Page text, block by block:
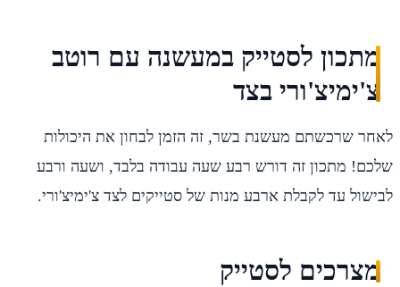
מתכון לסטייק במעשנה עם רוטב
צ'ימיצ'ורי בצד
לאחר שרכשתם מעשנת בשר, זה הזמן לבחון את היכולות
שלכם! מתכון זה דורש רבע שעה עבודה בלבד, ושעה ורבע
לבישול עד לקבלת ארבע מנות של סטייקים לצד צ'ימיצ'ורי.
מצרכים לסטייק